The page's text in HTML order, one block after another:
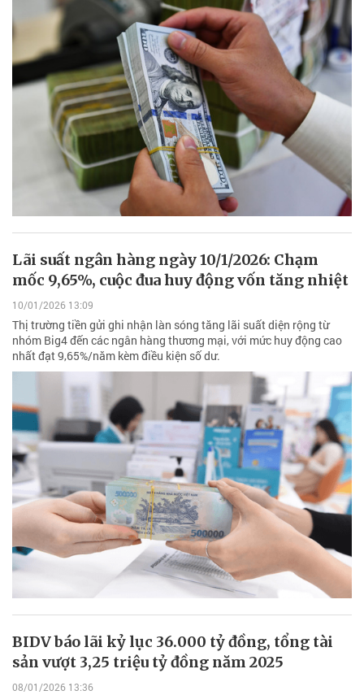
Lãi suất ngân hàng ngày 10/1/2026: Chạm
mốc 9,65%, cuộc đua huy động vốn tăng nhiệt
10/01/2026 13:09
Thị trường tiền gửi ghi nhận làn sóng tăng lãi suất diện rộng từ
nhóm Big4 đến các ngân hàng thương mại, với mức huy động cao
nhất đạt 9,65%/năm kèm điều kiện số dư.
BIDV báo lãi kỷ lục 36.000 tỷ đồng, tổng tài
sản vượt 3,25 triệu tỷ đồng năm 2025
08/01/2026 13:36